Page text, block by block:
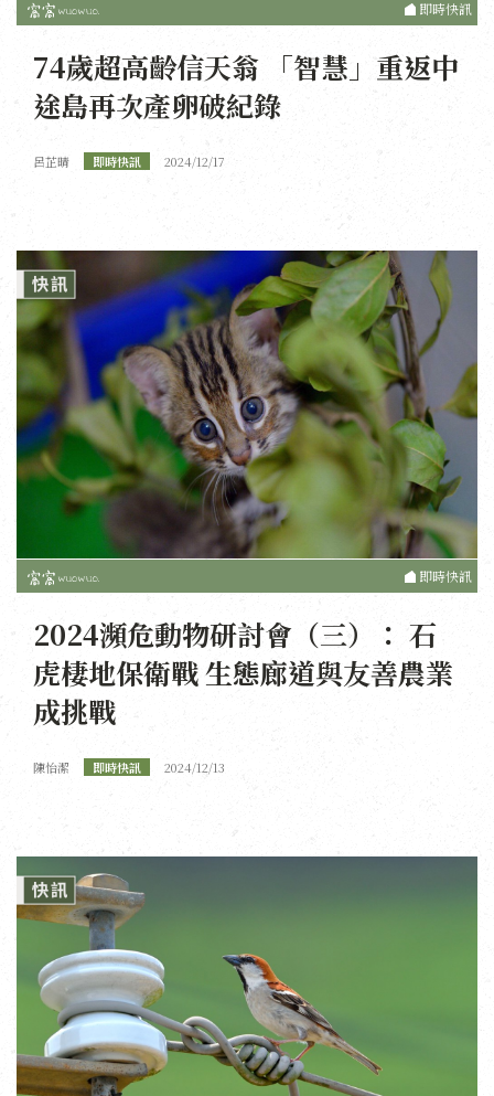
即時快訊
74歲超高齡信天翁 「智慧」重返中
途島再次產卵破紀錄
呂芷晴 即時快訊 2024/12/17
即時快訊
2024瀕危動物研討會（三）： 石
虎棲地保衛戰 生態廊道與友善農業
成挑戰
陳怡潔 即時快訊 2024/12/13